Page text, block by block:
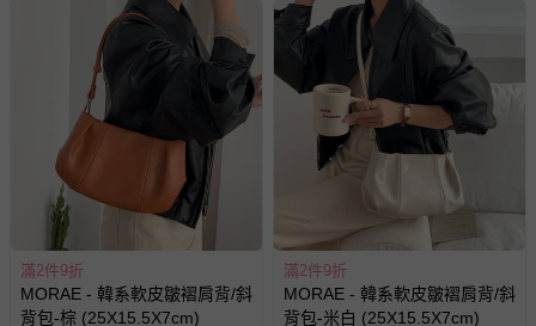
滿2件9折
MORAE - 韓系軟皮皺褶肩背/斜
背包-棕 (25X15.5X7cm)
滿2件9折
MORAE - 韓系軟皮皺褶肩背/斜
背包-米白 (25X15.5X7cm)